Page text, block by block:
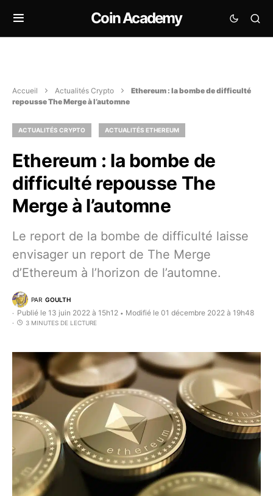
Coin Academy
Accueil Actualités Crypto
Ethereum : la bombe de difficulté
repousse The Merge à l’automne
ACTUALITÉS CRYPTO ACTUALITÉS ETHEREUM
Ethereum : la bombe de
difficulté repousse The
Merge à l’automne
Le report de la bombe de difficulté laisse
envisager un report de The Merge
d’Ethereum à l’horizon de l’automne.
PAR GOULTH
Publié le 13 juin 2022 à 15h12 • Modifié le 01 décembre 2022 à 19h48
3 MINUTES DE LECTURE